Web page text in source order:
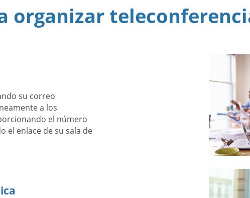
organizar
su correo
a los
el número
el enlace de su sala de